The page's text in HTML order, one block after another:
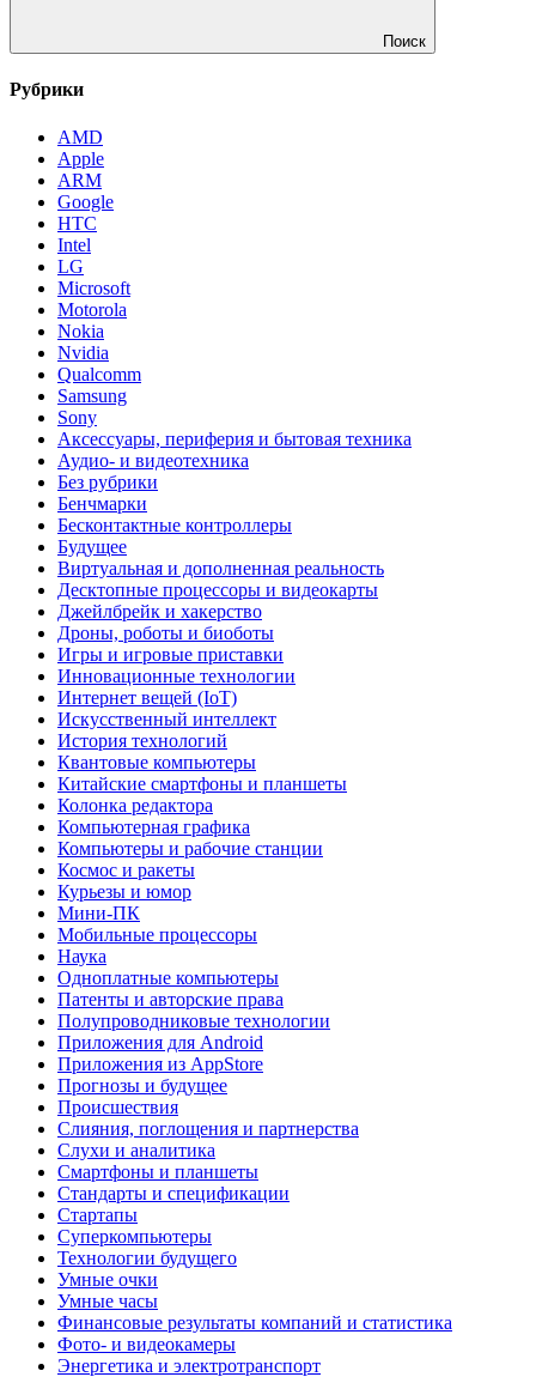
Поиск
Рубрики
AMD
Apple
ARM
Google
HTC
Intel
LG
Microsoft
Motorola
Nokia
Nvidia
Qualcomm
Samsung
Sony
Аксессуары, периферия и бытовая техника
Аудио- и видеотехника
Без рубрики
Бенчмарки
Бесконтактные контроллеры
Будущее
Виртуальная и дополненная реальность
Десктопные процессоры и видеокарты
Джейлбрейк и хакерство
Дроны, роботы и биоботы
Игры и игровые приставки
Инновационные технологии
Интернет вещей (IoT)
Искусственный интеллект
История технологий
Квантовые компьютеры
Китайские смартфоны и планшеты
Колонка редактора
Компьютерная графика
Компьютеры и рабочие станции
Космос и ракеты
Курьезы и юмор
Мини-ПК
Мобильные процессоры
Наука
Одноплатные компьютеры
Патенты и авторские права
Полупроводниковые технологии
Приложения для Android
Приложения из AppStore
Прогнозы и будущее
Происшествия
Слияния, поглощения и партнерства
Слухи и аналитика
Смартфоны и планшеты
Стандарты и спецификации
Стартапы
Суперкомпьютеры
Технологии будущего
Умные очки
Умные часы
Финансовые результаты компаний и статистика
Фото- и видеокамеры
Энергетика и электротранспорт